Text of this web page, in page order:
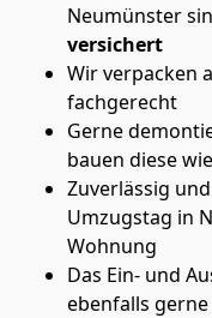
Neumünster
versichert
Wir verpacken
fachgerecht
Gerne
bauen diese
Zuverlässig
Umzugstag in
Wohnung
Das Ein- und
ebenfalls gerne